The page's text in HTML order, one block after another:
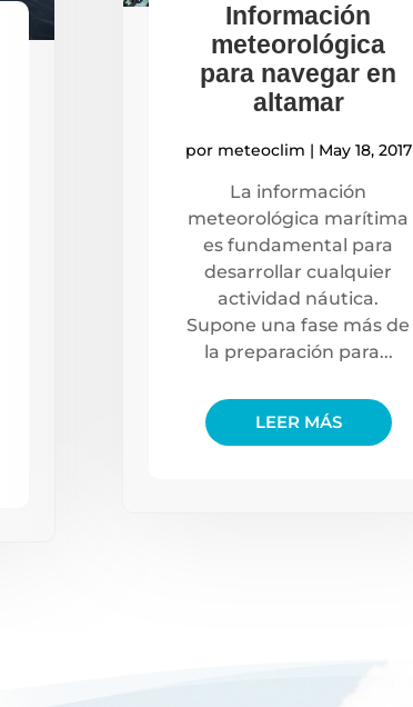
Información
meteorológica
para navegar en
altamar
por meteoclim | May 18, 2017
La información
meteorológica marítima
es fundamental para
desarrollar cualquier
actividad náutica.
Supone una fase más de
la preparación para...
LEER MÁS